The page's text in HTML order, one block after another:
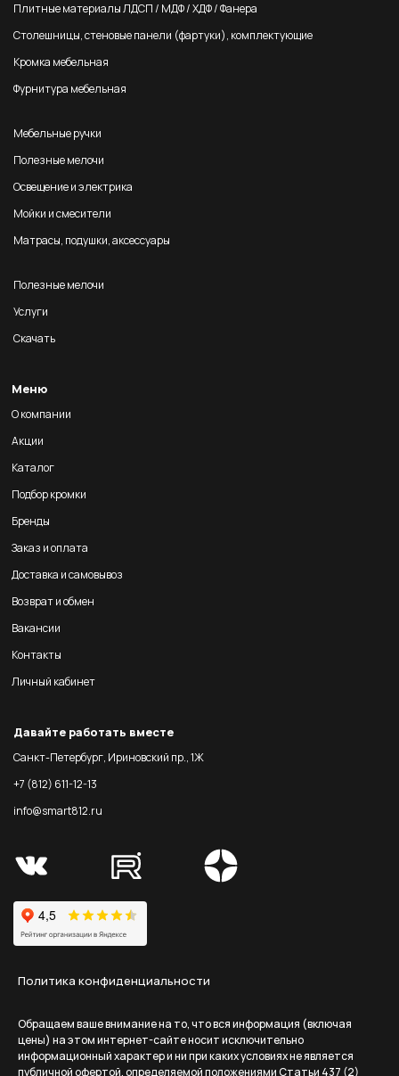
Плитные материалы ЛДСП / МДФ / ХДФ / Фанера
Столешницы, стеновые панели (фартуки), комплектующие
Кромка мебельная
Фурнитура мебельная
Мебельные ручки
Полезные мелочи
Освещение и электрика
Мойки и смесители
Матрасы, подушки, аксессуары
Полезные мелочи
Услуги
Скачать
Меню
О компании
Акции
Каталог
Подбор кромки
Бренды
Заказ и оплата
Доставка и самовывоз
Возврат и обмен
Вакансии
Контакты
Личный кабинет
Давайте работать вместе
Санкт-Петербург, Ириновский пр., 1Ж
+7 (812) 611-12-13
info@smart812.ru
Политика конфиденциальности
Обращаем ваше внимание на то, что вся информация (включая
цены) на этом интернет-сайте носит исключительно
информационный характер и ни при каких условиях не является
публичной офертой, определяемой положениями Статьи 437 (2)